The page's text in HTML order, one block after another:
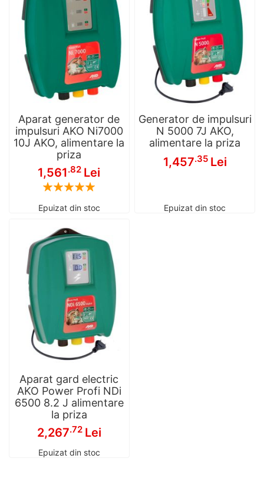
Aparat generator de
impulsuri AKO Ni7000
10J AKO, alimentare la
priza
1,561.82 Lei
Rating:
Epuizat din stoc
Generator de impulsuri
N 5000 7J AKO,
alimentare la priza
1,457.35 Lei
Epuizat din stoc
Aparat gard electric
AKO Power Profi NDi
6500 8.2 J alimentare
la priza
2,267.72 Lei
Epuizat din stoc